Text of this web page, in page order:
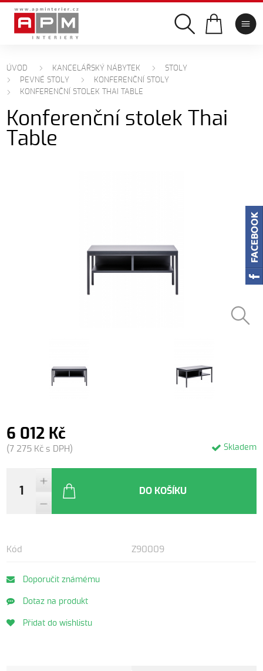
ÚVOD KANCELÁŘSKÝ NÁBYTEK
STOLY
PEVNÉ STOLY
KONFERENČNÍ STOLY
KONFERENČNÍ STOLEK THAI TABLE
Konferenční stolek Thai
Table
6 012 Kč
(7 275 Kč s DPH) Skladem
DO KOŠÍKU
Kód Z90009
Doporučit známému
Dotaz na produkt
Přidat do wishlistu